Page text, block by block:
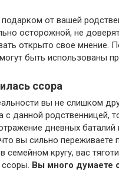
от вашей
осторожной, не
открыто свое мнение.
быть использованы
ссора
вы не слишком
с данной родственницей,
дневных
вы сильно переживаете
семейном кругу, вас
Вы много думаете